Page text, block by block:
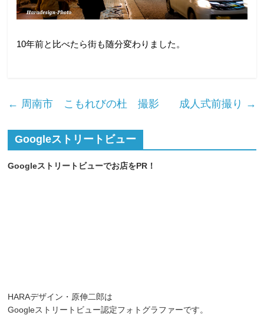
10年前と比べたら街も随分変わりました。
← 周南市 こもれびの杜 撮影 成人式前撮り →
Googleストリートビュー
Googleストリートビューでお店をPR！
HARAデザイン・原伸二郎は
Googleストリートビュー認定フォトグラファーです。